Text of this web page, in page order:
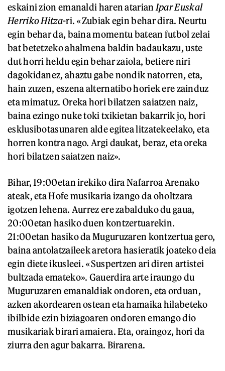
eskaini zion emanaldi haren atarian Ipar Euskal
Herriko Hitza-ri. «Zubiak egin behar dira. Neurtu
egin behar da, baina momentu batean futbol zelai
bat betetzeko ahalmena baldin badaukazu, uste
dut horri heldu egin behar zaiola, betiere niri
dagokidanez, ahaztu gabe nondik natorren, eta,
hain zuzen, eszena alternatibo horiek ere zainduz
eta mimatuz. Oreka hori bilatzen saiatzen naiz,
baina ezingo nuke toki txikietan bakarrik jo, hori
esklusibotasunaren alde egitea litzatekeelako, eta
horren kontra nago. Argi daukat, beraz, eta oreka
hori bilatzen saiatzen naiz».
Bihar, 19:00etan irekiko dira Nafarroa Arenako
ateak, eta Hofe musikaria izango da oholtzara
igotzen lehena. Aurrez ere zabalduko du gaua,
20:00etan hasiko duen kontzertuarekin.
21:00etan hasiko da Muguruzaren kontzertua gero,
baina antolatzaileek aretora hasieratik joateko deia
egin diete ikusleei. «Suspertzen ari diren artistei
bultzada emateko». Gauerdira arte iraungo du
Muguruzaren emanaldiak ondoren, eta orduan,
azken akordearen ostean eta hamaika hilabeteko
ibilbide ezin biziagoaren ondoren emango dio
musikariak birari amaiera. Eta, oraingoz, hori da
ziurra den agur bakarra. Birarena.